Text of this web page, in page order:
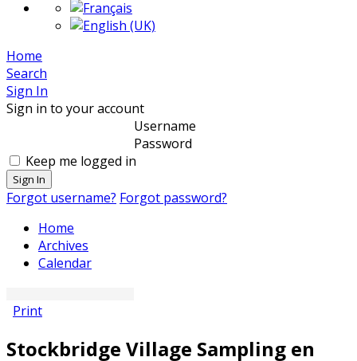
Home
Search
Sign In
Sign in to your account
Username
Password
Keep me logged in
Sign In
Forgot username? Forgot password?
Home
Archives
Calendar
Print
Stockbridge Village Sampling en